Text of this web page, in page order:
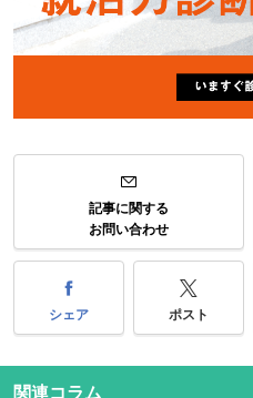
記事に関する
お問い合わせ
シェア ポスト
関連コラム